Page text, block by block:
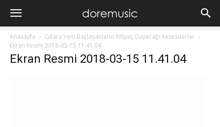
Anasayfa
Gitara Yeni Başlayanların İhtiyaç Duyacağı Aksesuarlar
Ekran Resmi 2018-03-15 11.41.04
Ekran Resmi 2018-03-15 11.41.04